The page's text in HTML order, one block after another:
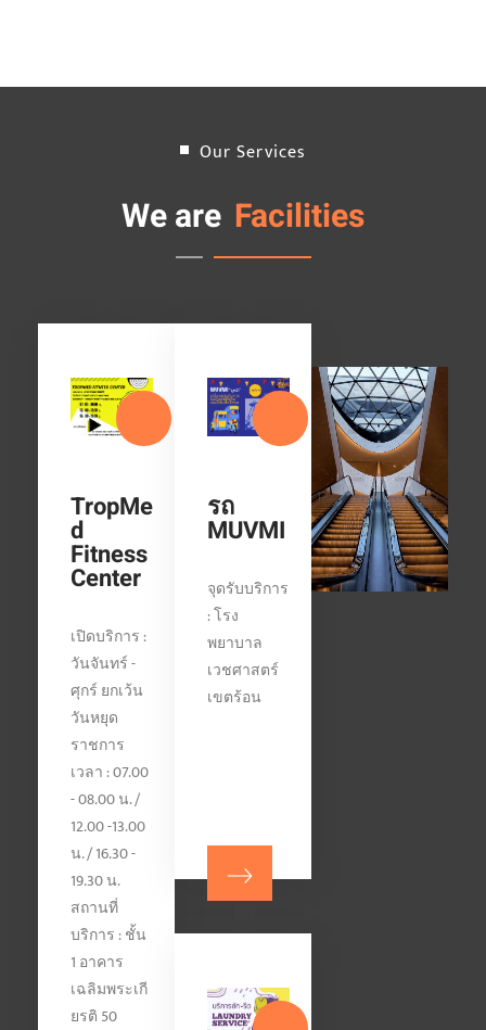
Our Services
We are Facilities
TropMe
d
Fitness
Center
เปิดบริการ :
วันจันทร์ -
ศุกร์ ยกเว้น
วันหยุด
ราชการ
เวลา : 07.00
- 08.00 น. /
12.00 -13.00
น. / 16.30 -
19.30 น.
สถานที่
บริการ : ชั้น
1 อาคาร
เฉลิมพระเกี
ยรติ 50
รถ
MUVMI
จุดรับบริการ
: โรง
พยาบาล
เวชศาสตร์
เขตร้อน